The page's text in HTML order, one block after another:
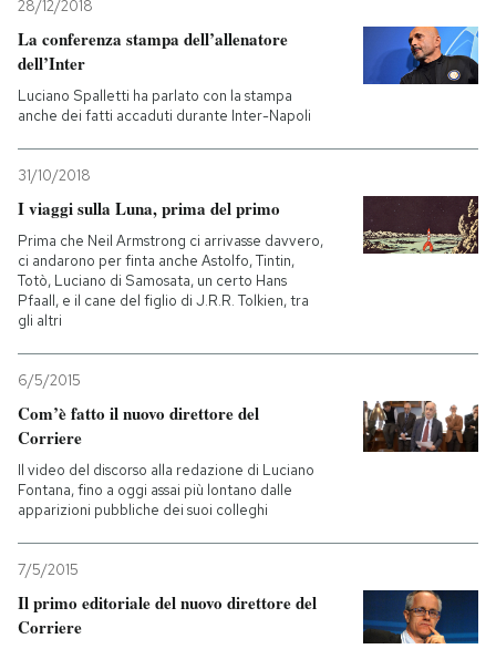
28/12/2018
La conferenza stampa dell’allenatore
dell’Inter
Luciano Spalletti ha parlato con la stampa
anche dei fatti accaduti durante Inter-Napoli
31/10/2018
I viaggi sulla Luna, prima del primo
Prima che Neil Armstrong ci arrivasse davvero,
ci andarono per finta anche Astolfo, Tintin,
Totò, Luciano di Samosata, un certo Hans
Pfaall, e il cane del figlio di J.R.R. Tolkien, tra
gli altri
6/5/2015
Com’è fatto il nuovo direttore del
Corriere
Il video del discorso alla redazione di Luciano
Fontana, fino a oggi assai più lontano dalle
apparizioni pubbliche dei suoi colleghi
7/5/2015
Il primo editoriale del nuovo direttore del
Corriere